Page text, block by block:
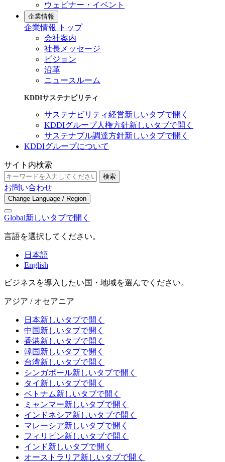
ウェビナー・イベント
企業情報
企業情報 トップ
会社案内
社長メッセージ
ビジョン
沿革
ニュースルーム
KDDIサステナビリティ
サステナビリティ経営新しいタブで開く
KDDIグループ人権方針新しいタブで開く
サステナブル調達方針新しいタブで開く
KDDIグループについて
サイト内検索
検索
お問い合わせ
Change Language / Region
Global新しいタブで開く
言語を選択してください。
日本語
English
ビジネスを導入したい国・地域を選んでください。
アジア / オセアニア
日本新しいタブで開く
中国新しいタブで開く
香港新しいタブで開く
韓国新しいタブで開く
台湾新しいタブで開く
シンガポール新しいタブで開く
タイ 新しいタブで開く
ベトナム新しいタブで開く
ミャンマー新しいタブで開く
インドネシア新しいタブで開く
マレーシア新しいタブで開く
フィリピン新しいタブで開く
インド新しいタブで開く
オーストラリア新しいタブで開く